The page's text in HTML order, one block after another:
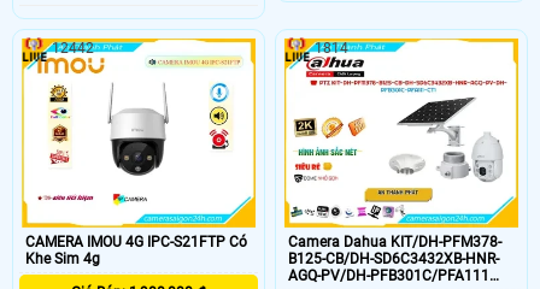
CAMERA IMOU 4G IPC-S21FTP Có
Khe Sim 4g
12442
Camera Dahua KIT/DH-PFM378-
B125-CB/DH-SD6C3432XB-HNR-
AGQ-PV/DH-PFB301C/PFA111
1814